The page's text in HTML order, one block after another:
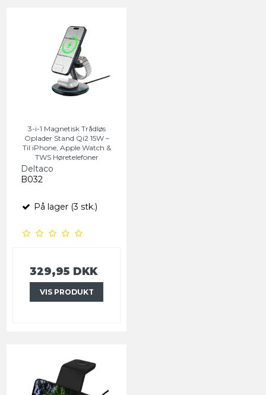
3-i-1 Magnetisk Trådløs
Oplader Stand Qi2 15W –
Til iPhone, Apple Watch &
TWS Høretelefoner
Deltaco
B032
På lager (3 stk.)
329,95 DKK
VIS PRODUKT